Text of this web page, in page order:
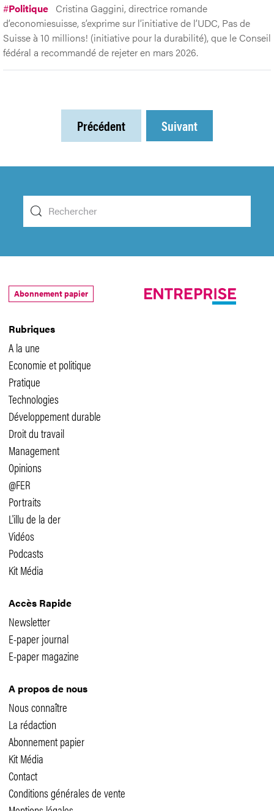
#Politique Cristina Gaggini, directrice romande
d’economiesuisse, s’exprime sur l’initiative de l’UDC, Pas de
Suisse à 10 millions! (initiative pour la durabilité), que le Conseil
fédéral a recommandé de rejeter en mars 2026.
Précédent Suivant
Rubriques
A la une
Economie et politique
Pratique
Technologies
Développement durable
Droit du travail
Management
Opinions
@FER
Portraits
L'illu de la der
Vidéos
Podcasts
Kit Média
Accès Rapide
Newsletter
E-paper journal
E-paper magazine
A propos de nous
Nous connaître
La rédaction
Abonnement papier
Kit Média
Contact
Conditions générales de vente
Abonnement papier